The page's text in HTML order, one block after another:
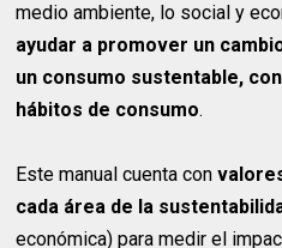
medio ambiente, lo social y
ayudar a promover un
un consumo sustentable,
hábitos de consumo.
Este manual cuenta con
cada área de la
económica) para medir el